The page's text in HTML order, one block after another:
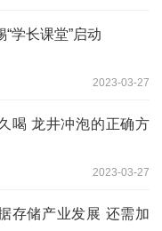
学长课堂”启动
2023-03-27
喝 龙井冲泡的正确方
2023-03-27
存储产业发展 还需加